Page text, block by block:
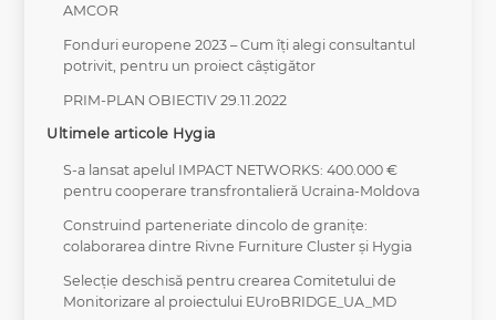
AMCOR
Fonduri europene 2023 – Cum îți alegi consultantul
potrivit, pentru un proiect câștigător
PRIM-PLAN OBIECTIV 29.11.2022
Ultimele articole Hygia
S-a lansat apelul IMPACT NETWORKS: 400.000 €
pentru cooperare transfrontalieră Ucraina-Moldova
Construind parteneriate dincolo de granițe:
colaborarea dintre Rivne Furniture Cluster și Hygia
Selecție deschisă pentru crearea Comitetului de
Monitorizare al proiectului EUroBRIDGE_UA_MD